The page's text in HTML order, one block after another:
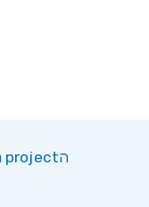
הproject הבא